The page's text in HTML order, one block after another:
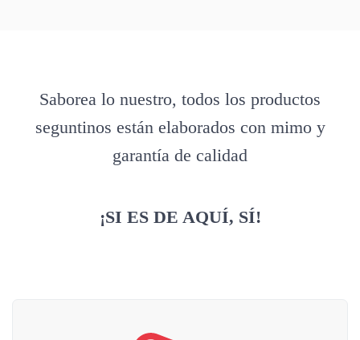
Saborea lo nuestro, todos los productos
seguntinos están elaborados con mimo y
garantía de calidad
¡SI ES DE AQUÍ, SÍ!